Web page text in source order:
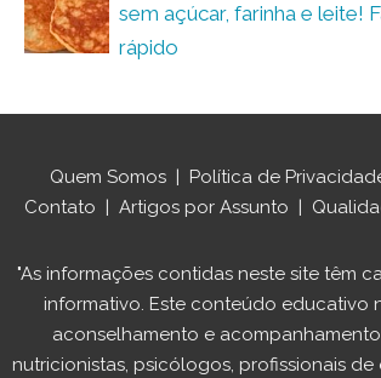
sem açúcar, farinha e leite!
rápido
Quem Somos | Política de
Contato | Artigos por Assunto |
"As informações contidas neste site têm
informativo. Este conteúdo educativo
aconselhamento e
nutricionistas, psicólogos, profissionais